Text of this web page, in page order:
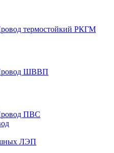
термостойкий РКГМ
ШВВП
ПВС
ЛЭП